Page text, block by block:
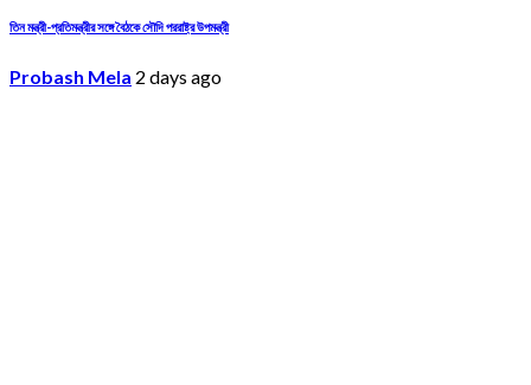
তিন মন্ত্রী-প্রতিমন্ত্রীর সঙ্গে বৈঠকে সৌদি পররাষ্ট্র উপমন্ত্রী
Probash Mela 2 days ago